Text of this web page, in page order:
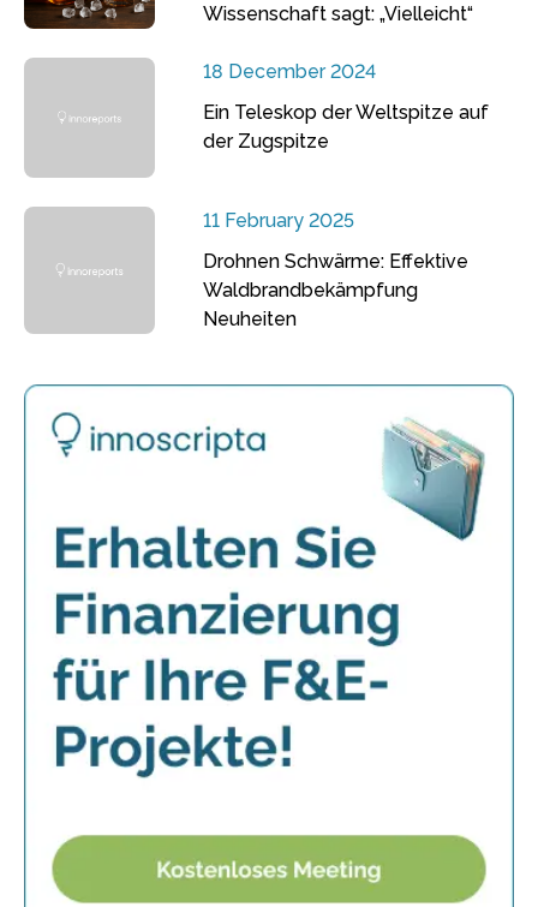
Wissenschaft sagt: „Vielleicht“
18 December 2024
Ein Teleskop der Weltspitze auf
der Zugspitze
11 February 2025
Drohnen Schwärme: Effektive
Waldbrandbekämpfung
Neuheiten